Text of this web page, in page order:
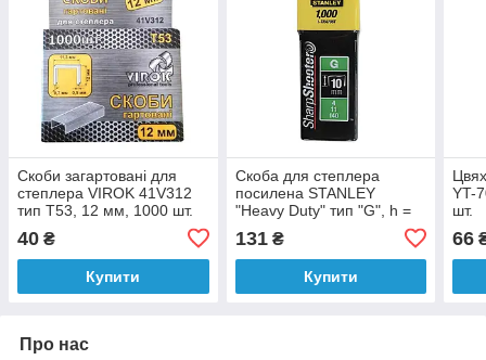
Скоби загартовані для
степлера VIROK 41V312
тип Т53, 12 мм, 1000 шт.
40 ₴
Купити
Скоба для степлера
посилена STANLEY
"Heavy Duty" тип "G", h =
131₴
Купити
YT-
шт.
66
Про нас